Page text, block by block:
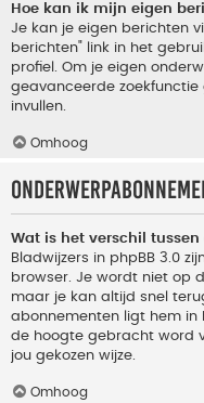
Hoe kan ik mijn eigen
Je kan je eigen berichten
berichten" link in het
profiel. Om je eigen
geavanceerde
invullen.
Omhoog
Wat is het verschil
Bladwijzers in phpBB 3.0
browser. Je wordt niet op
maar je kan altijd snel
abonnementen ligt hem
de hoogte gebracht word
jou gekozen wijze.
Omhoog